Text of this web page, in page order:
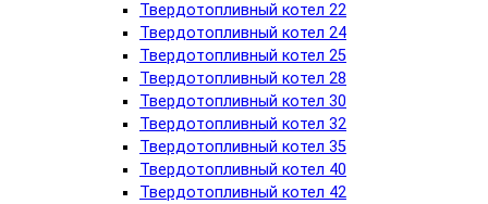
Твердотопливный котел 22
Твердотопливный котел 24
Твердотопливный котел 25
Твердотопливный котел 28
Твердотопливный котел 30
Твердотопливный котел 32
Твердотопливный котел 35
Твердотопливный котел 40
Твердотопливный котел 42